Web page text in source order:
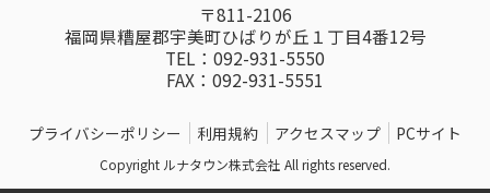
〒811-2106
福岡県糟屋郡宇美町ひばりが丘１丁目4番12号
TEL：092-931-5550
FAX：092-931-5551
プライバシーポリシー 利用規約 アクセスマップ PCサイト
Copyright ルナタウン株式会社 All rights reserved.